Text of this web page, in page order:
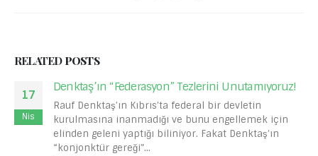
RELATEDPOSTS
17
Nis
Denktaş’ın “Federasyon” Tezlerini Unutamıyoruz!
Rauf Denktaş’ın Kıbrıs’ta federal bir devletin
kurulmasına inanmadığı ve bunu engellemek için
elinden geleni yaptığı biliniyor. Fakat Denktaş’ın
“konjonktür gereği”...